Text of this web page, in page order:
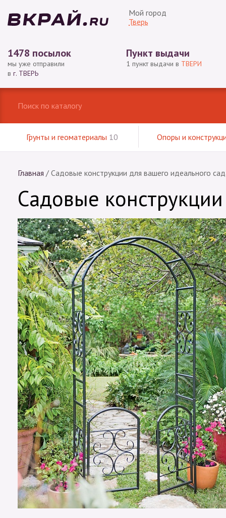
Мой город
Тверь
1478 посылок
мы уже отправили
в г. ТВЕРЬ
Пункт выдачи
1 пункт выдачи в ТВЕРИ
Грунты и геоматериалы 10 Опоры и
Главная / Садовые конструкции для вашего идеального
Садовые